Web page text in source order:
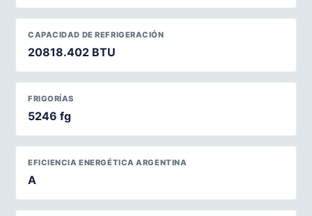
CAPACIDAD DE REFRIGERACIÓN
20818.402 BTU
FRIGORÍAS
5246 fg
EFICIENCIA ENERGÉTICA ARGENTINA
A